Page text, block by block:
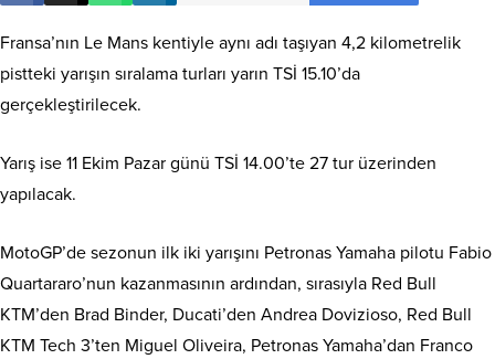
Fransa’nın Le Mans kentiyle aynı adı taşıyan 4,2 kilometrelik
pistteki yarışın sıralama turları yarın TSİ 15.10’da
gerçekleştirilecek.
Yarış ise 11 Ekim Pazar günü TSİ 14.00’te 27 tur üzerinden
yapılacak.
MotoGP’de sezonun ilk iki yarışını Petronas Yamaha pilotu Fabio
Quartararo’nun kazanmasının ardından, sırasıyla Red Bull
KTM’den Brad Binder, Ducati’den Andrea Dovizioso, Red Bull
KTM Tech 3’ten Miguel Oliveira, Petronas Yamaha’dan Franco